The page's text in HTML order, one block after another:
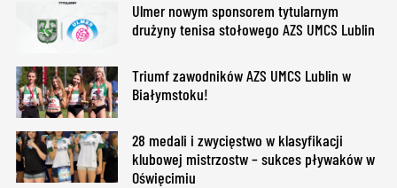
Ulmer nowym sponsorem tytularnym
drużyny tenisa stołowego AZS UMCS Lublin
Triumf zawodników AZS UMCS Lublin w
Białymstoku!
28 medali i zwycięstwo w klasyfikacji
klubowej mistrzostw – sukces pływaków w
Oświęcimiu